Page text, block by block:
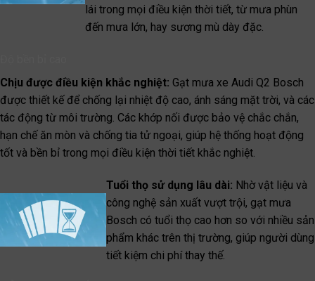
lái trong mọi điều kiện thời tiết, từ mưa phùn
đến mưa lớn, hay sương mù dày đặc.
Chịu được điều kiện khắc nghiệt: Gạt mưa xe Audi Q2 Bosch
được thiết kế để chống lại nhiệt độ cao, ánh sáng mặt trời, và các
tác động từ môi trường. Các khớp nối được bảo vệ chắc chắn,
hạn chế ăn mòn và chống tia tử ngoại, giúp hệ thống hoạt động
tốt và bền bỉ trong mọi điều kiện thời tiết khắc nghiệt.
Tuổi thọ sử dụng lâu dài: Nhờ vật liệu và
công nghệ sản xuất vượt trội, gạt mưa
Bosch có tuổi thọ cao hơn so với nhiều sản
phẩm khác trên thị trường, giúp người dùng
tiết kiệm chi phí thay thế.